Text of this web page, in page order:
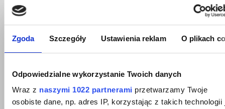
Zgoda Szczegóły Ustawienia reklam O plikach
Odpowiedzialne wykorzystanie Twoich danych
Wraz z naszymi 1022 partnerami przetwarzamy Twoje
osobiste dane, np. adres IP, korzystając z takich technologii
powrót do wszystkich sukcesów